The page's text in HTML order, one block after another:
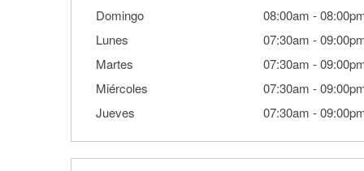
Domingo
08:00am -
Lunes
07:30am -
Martes
07:30am -
Miércoles
07:30am -
Jueves
07:30am -